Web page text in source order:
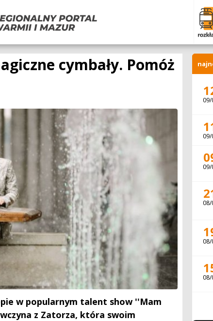
cymbały. Pomóż
w popularnym talent show ''Mam
z Zatorza, która swoim